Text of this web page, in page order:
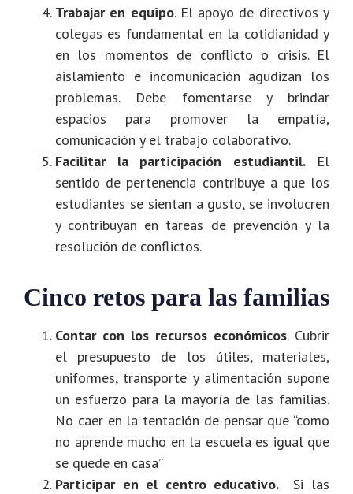
Trabajar en equipo. El apoyo de directivos y
colegas es fundamental en la cotidianidad y
en los momentos de conflicto o crisis. El
aislamiento e incomunicación agudizan los
problemas. Debe fomentarse y brindar
espacios para promover la empatía,
comunicación y el trabajo colaborativo.
Facilitar la participación estudiantil.El
sentido de pertenencia contribuye a que los
estudiantes se sientan a gusto, se involucren
y contribuyan en tareas de prevención y la
resolución de conflictos.
Cinco retos para las familias
Contar con los recursos económicos. Cubrir
el presupuesto de los útiles, materiales,
uniformes, transporte y alimentación supone
un esfuerzo para la mayoría de las familias.
No caer en la tentación de pensar que “como
no aprende mucho en la escuela es igual que
se quede en casa”
Participar en el centro educativo. Si las